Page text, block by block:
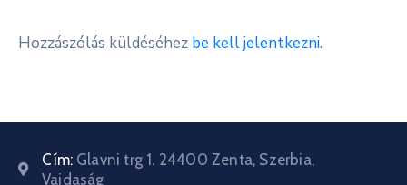
Hozzászólás küldéséhez be kell jelentkezni.
Cím: Glavni trg 1. 24400 Zenta, Szerbia,
Vajdaság